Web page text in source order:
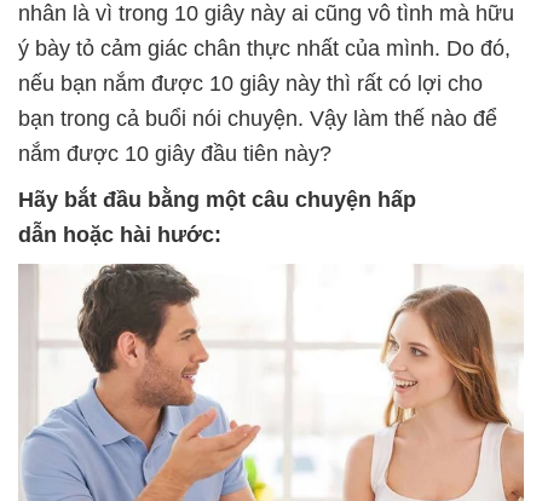
nhân là vì trong 10 giây này ai cũng vô tình mà hữu
ý bày tỏ cảm giác chân thực nhất của mình. Do đó,
nếu bạn nắm được 10 giây này thì rất có lợi cho
bạn trong cả buổi nói chuyện. Vậy làm thế nào để
nắm được 10 giây đầu tiên này?
Hãy bắt đầu bằng một câu chuyện hấp
dẫn hoặc hài hước: